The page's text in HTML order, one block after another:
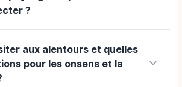
?
aux alentours et quelles
pour les onsens et la
keyboard_arrow_down